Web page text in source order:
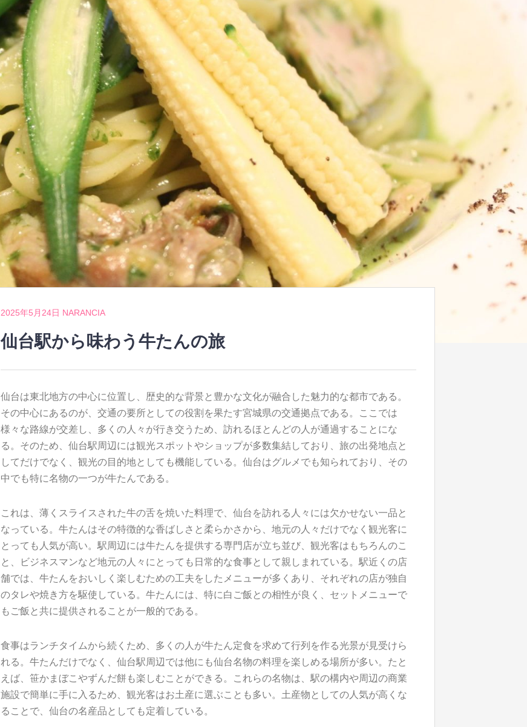
2025年5月24日 NARANCIA
仙台駅から味わう牛たんの旅
仙台は東北地方の中心に位置し、歴史的な背景と豊かな文化が融合した魅力的な都市である。
その中心にあるのが、交通の要所としての役割を果たす宮城県の交通拠点である。ここでは
様々な路線が交差し、多くの人々が行き交うため、訪れるほとんどの人が通過することにな
る。そのため、仙台駅周辺には観光スポットやショップが多数集結しており、旅の出発地点と
してだけでなく、観光の目的地としても機能している。仙台はグルメでも知られており、その
中でも特に名物の一つが牛たんである。
これは、薄くスライスされた牛の舌を焼いた料理で、仙台を訪れる人々には欠かせない一品と
なっている。牛たんはその特徴的な香ばしさと柔らかさから、地元の人々だけでなく観光客に
とっても人気が高い。駅周辺には牛たんを提供する専門店が立ち並び、観光客はもちろんのこ
と、ビジネスマンなど地元の人々にとっても日常的な食事として親しまれている。駅近くの店
舗では、牛たんをおいしく楽しむための工夫をしたメニューが多くあり、それぞれの店が独自
のタレや焼き方を駆使している。牛たんには、特に白ご飯との相性が良く、セットメニューで
もご飯と共に提供されることが一般的である。
食事はランチタイムから続くため、多くの人が牛たん定食を求めて行列を作る光景が見受けら
れる。牛たんだけでなく、仙台駅周辺では他にも仙台名物の料理を楽しめる場所が多い。たと
えば、笹かまぼこやずんだ餅も楽しむことができる。これらの名物は、駅の構内や周辺の商業
施設で簡単に手に入るため、観光客はお土産に選ぶことも多い。土産物としての人気が高くな
ることで、仙台の名産品としても定着している。